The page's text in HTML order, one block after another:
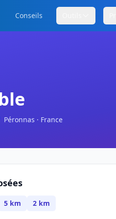
Conseils
Péronnas · France
5 km 2 km